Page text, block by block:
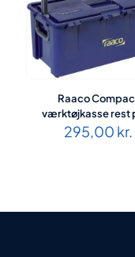
Raaco
værktøjkasse rest
295,00 kr.